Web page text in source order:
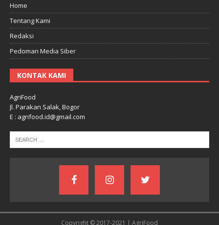
Home
Tentang Kami
Redaksi
Pedoman Media Siber
KONTAK KAMI
AgriFood
Jl. Parakan Salak, Bogor
E : agrifood.id@gmail.com
Copyright © 2017-2021 | AgriFood